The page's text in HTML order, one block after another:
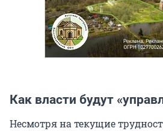
Как власти будут
Несмотря на текущие